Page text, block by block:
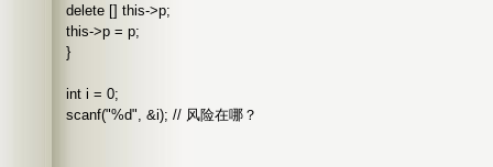
delete [] this->p;
this->p = p;
}
int i = 0;
scanf("%d", &i); // 风险在哪？